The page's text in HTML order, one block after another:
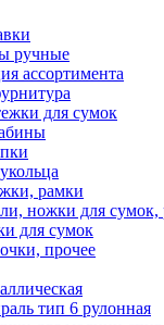
ручные
ассортимента
для сумок
рамки
ножки для сумок,
для сумок
прочее
тип 6 рулонная